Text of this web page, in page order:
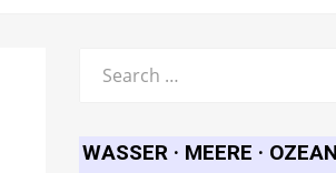
WASSER · MEERE ·